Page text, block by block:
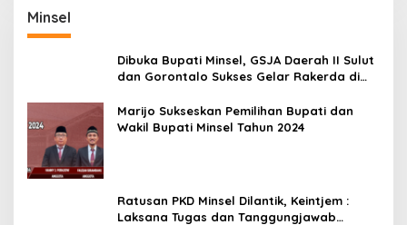
Minsel
Dibuka Bupati Minsel, GSJA Daerah II Sulut
dan Gorontalo Sukses Gelar Rakerda di
Marijo Sukseskan Pemilihan Bupati dan
Wakil Bupati Minsel Tahun 2024
Ratusan PKD Minsel Dilantik, Keintjem :
Laksana Tugas dan Tanggungjawab